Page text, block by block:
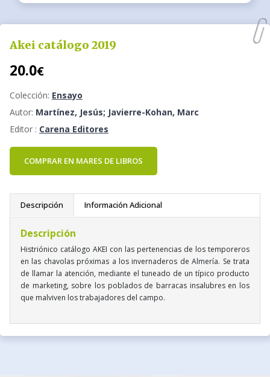
Akei catálogo 2019
20.0€
Colección: Ensayo
Autor: Martínez, Jesús; Javierre-Kohan, Marc
Editor : Carena Editores
COMPRAR EN MARES DE LIBROS
Descripción Información Adicional
Descripción
Histriónico catálogo AKEI con las pertenencias de los temporeros
en las chavolas próximas a los invernaderos de Almería. Se trata
de llamar la atención, mediante el tuneado de un típico producto
de marketing, sobre los poblados de barracas insalubres en los
que malviven los trabajadores del campo.